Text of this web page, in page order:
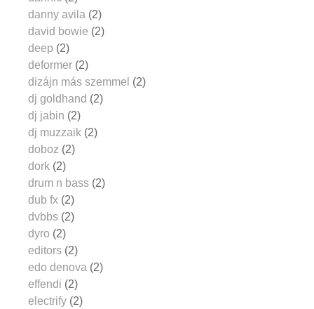
danny avila (2)
david bowie (2)
deep (2)
deformer (2)
dizájn más szemmel (2)
dj goldhand (2)
dj jabin (2)
dj muzzaik (2)
doboz (2)
dork (2)
drum n bass (2)
dub fx (2)
dvbbs (2)
dyro (2)
editors (2)
edo denova (2)
effendi (2)
electrify (2)